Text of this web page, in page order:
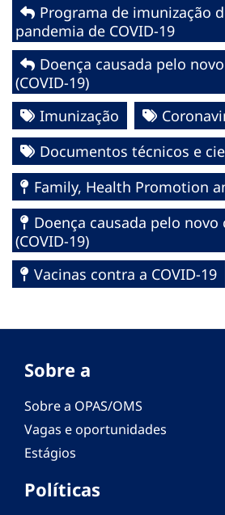
Programa de imunização
pandemia de COVID-19
Doença causada pelo
(COVID-19)
Imunização
Documentos técnicos e
Family, Health Promotion
Doença causada pelo novo
(COVID-19)
Vacinas contra a COVID-19
Sobre a
Sobre a OPAS/OMS
Vagas e oportunidades
Estágios
Políticas